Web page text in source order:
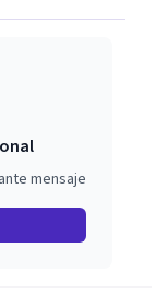
mensaje